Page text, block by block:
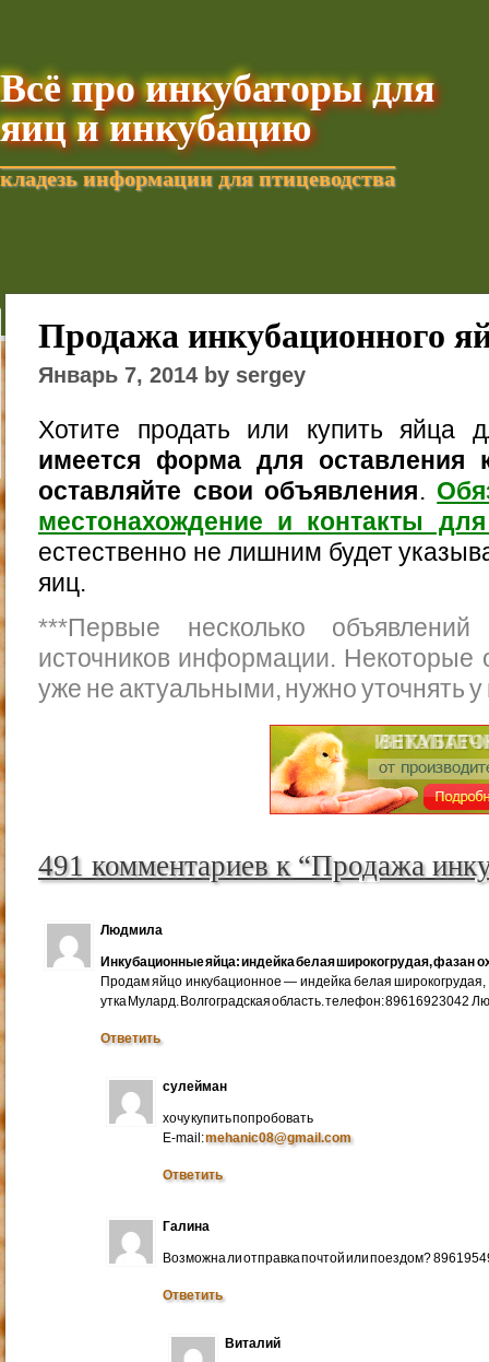
Всё про инкубаторы для
яиц и инкубацию
кладезь информации для птицеводства
Добавить текущую
Продажа инкубационного
Январь 7, 2014 by sergey
Хотите продать или купить яйца
имеется форма для оставления
оставляйте свои объявления.
местонахождение и контакты
естественно не лишним будет
яиц.
***Первые несколько
источников информации. Некоторые
уже не актуальными, нужно уточнять
491 комментариев к “Продажа
Людмила
Инкубационные яйца: индейка белая широкогрудая, фазан
Продам яйцо инкубационное — индейка белая
утка Мулард. Волгоградская область. телефон: 89616923042
Ответить
сулейман
хочу купить попробовать
E-mail:mehanic08@gmail.com
Ответить
Галина
Возможна ли отправка почтой или поездом?
Ответить
Виталий